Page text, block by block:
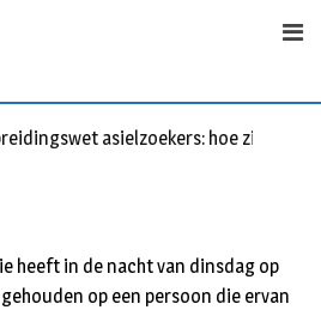
asielzoekers: hoe zit dat?
heeft in de nacht van dinsdag op
op een persoon die ervan